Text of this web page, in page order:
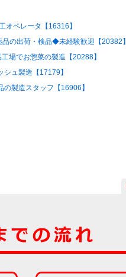
オペレータ【16316】
の出荷・検品◆未経験歓迎【20382】
場でお惣菜の製造【20288】
ュ製造【17179】
製造スタッフ【16906】